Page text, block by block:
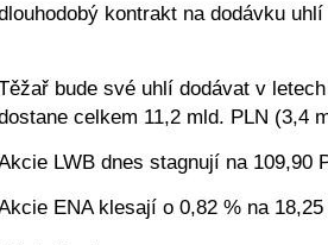
kontrakt na dodávku
bude své uhlí dodávat v
celkem 11,2 mld. PLN (3,4
LWB dnes stagnují na 109,90
ENA klesají o 0,82 % na 18,25